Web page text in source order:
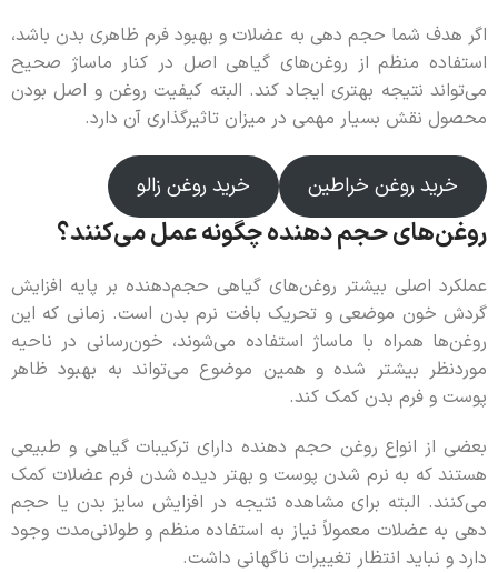
اگر هدف شما حجم دهی به عضلات و بهبود فرم ظاهری بدن باشد،
استفاده منظم از روغن‌های گیاهی اصل در کنار ماساژ صحیح
می‌تواند نتیجه بهتری ایجاد کند. البته کیفیت روغن و اصل بودن
محصول نقش بسیار مهمی در میزان تاثیرگذاری آن دارد.
خرید روغن خراطین خرید روغن زالو
روغن‌های حجم دهنده چگونه عمل می‌کنند؟
عملکرد اصلی بیشتر روغن‌های گیاهی حجم‌دهنده بر پایه افزایش
گردش خون موضعی و تحریک بافت نرم بدن است. زمانی که این
روغن‌ها همراه با ماساژ استفاده می‌شوند، خون‌رسانی در ناحیه
موردنظر بیشتر شده و همین موضوع می‌تواند به بهبود ظاهر
پوست و فرم بدن کمک کند.
بعضی از انواع روغن حجم دهنده دارای ترکیبات گیاهی و طبیعی
هستند که به نرم شدن پوست و بهتر دیده شدن فرم عضلات کمک
می‌کنند. البته برای مشاهده نتیجه در افزایش سایز بدن یا حجم
دهی به عضلات معمولاً نیاز به استفاده منظم و طولانی‌مدت وجود
دارد و نباید انتظار تغییرات ناگهانی داشت.